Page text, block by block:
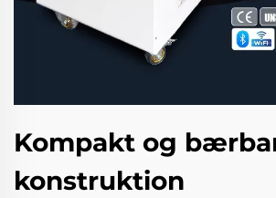
Kompakt og
konstruktion